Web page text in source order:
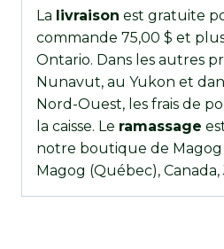
La livraison est gratuite
commande 75,00 $ et
Ontario. Dans les autres
Nunavut, au Yukon et
Nord-Ouest, les frais de
la caisse. Le ramassage
notre boutique de Magog
Magog (Québec), Canada,